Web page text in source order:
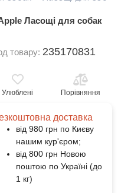
Ласощі для собак
товару: 235170831
Улюблені Порівняння
доставка
від 980 грн по Києву
нашим кур'єром;
від 800 грн Новою
поштою по Україні (до
1 кг)